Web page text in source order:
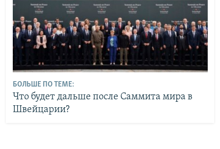
БОЛЬШЕ ПО ТЕМЕ:
Что будет дальше после Саммита мира в
Швейцарии?